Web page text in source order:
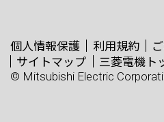
個人情報保護 利用規約
サイトマップ
三菱電機ト
© Mitsubishi Electric